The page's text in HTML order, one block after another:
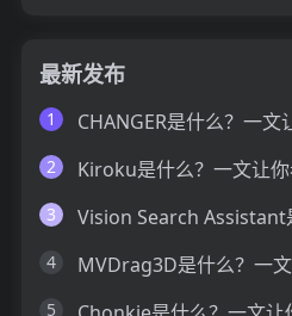
最新发布
1
2
3
4
5